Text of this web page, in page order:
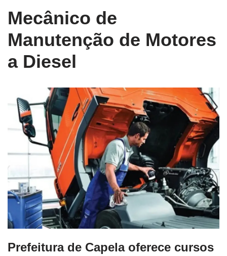
Mecânico de
Manutenção de Motores
a Diesel
Prefeitura de Capela oferece cursos